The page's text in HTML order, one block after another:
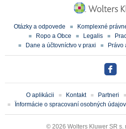
Otázky a odpovede Komplexné
Ropo a Obce
Legalis
Dane a účtovníctvo v praxi
Právo
O aplikácii Kontakt Partneri
Ïnformácie o spracovaní osobných údajov
© 2026 Wolters Kluwer SR s.